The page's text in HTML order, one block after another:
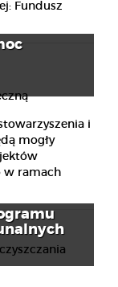
Fundusz
i
mogły
w ramach